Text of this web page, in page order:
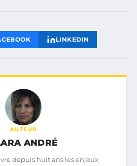
LINKEDIN
AUTEUR
ANDRÉ
depuis huit ans les enjeux